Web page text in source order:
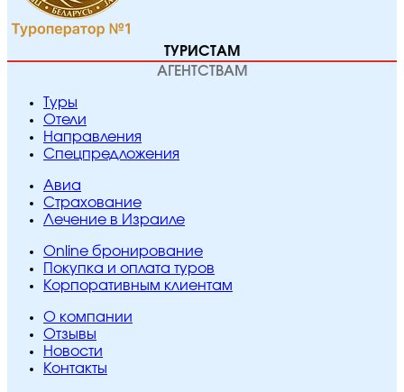
ТУРИСТАМ
АГЕНТСТВАМ
Туры
Отели
Направления
Спецпредложения
Авиа
Страхование
Лечение в Израиле
Online бронирование
Покупка и оплата туров
Корпоративным клиентам
O компании
Отзывы
Новости
Контакты